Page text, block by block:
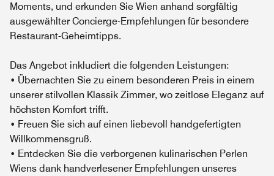
Moments, und erkunden Sie Wien anhand sorgfältig
ausgewählter Concierge-Empfehlungen für besondere
Restaurant-Geheimtipps.
Das Angebot inkludiert die folgenden Leistungen:
• Übernachten Sie zu einem besonderen Preis in einem
unserer stilvollen Klassik Zimmer, wo zeitlose Eleganz auf
höchsten Komfort trifft.
• Freuen Sie sich auf einen liebevoll handgefertigten
Willkommensgruß.
• Entdecken Sie die verborgenen kulinarischen Perlen
Wiens dank handverlesener Empfehlungen unseres